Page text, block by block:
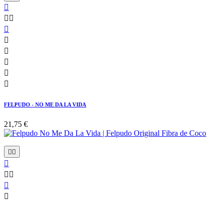

 






FELPUDO - NO ME DA LA VIDA
21,75 €


 

